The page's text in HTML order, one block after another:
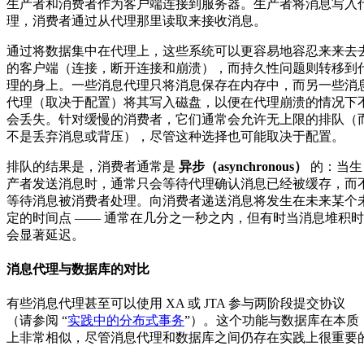
生产者和消费者作为客户端连接到服务器。生产者将消息写入
理，消费者通过从代理那里读取来接收消息。
通过将数据集中在代理上，这些系统可以更容易地容忍来来去
的客户端（连接，断开连接和崩溃），而持久性问题则转移到
理的身上。一些消息代理只将消息保存在内存中，而另一些消
代理（取决于配置）将其写入磁盘，以便在代理崩溃的情况下
会丢失。针对缓慢的消费者，它们通常会允许无上限的排队（
不是丢弃消息或背压），尽管这种选择也可能取决于配置。
排队的结果是，消费者通常是 异步（asynchronous）
的：当生
产者发送消息时，通常只会等待代理确认消息已经被缓存，而
等待消息被消费者处理。向消费者递送消息将发生在未来某个
定的时间点 —— 通常在几分之一秒之内，但有时当消息堆积时
会显著延迟。
消息代理与数据库的对比
有些消息代理甚至可以使用 XA 或 JTA 参与两阶段提交协议
（请参阅 “实践中的分布式事务”）。这个功能与数据库在本质
上非常相似，尽管消息代理和数据库之间仍存在实践上很重要